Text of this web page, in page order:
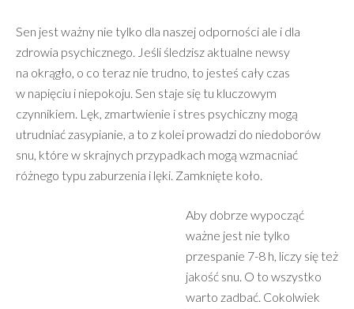
Sen jest ważny nie tylko dla naszej odporności ale i dla
zdrowia psychicznego. Jeśli śledzisz aktualne newsy
na okrągło, o co teraz nie trudno, to jesteś cały czas
w napięciu i niepokoju. Sen staje się tu kluczowym
czynnikiem. Lęk, zmartwienie i stres psychiczny mogą
utrudniać zasypianie, a to z kolei prowadzi do niedoborów
snu, które w skrajnych przypadkach mogą wzmacniać
różnego typu zaburzenia i lęki. Zamknięte koło.
Aby dobrze wypocząć
ważne jest nie tylko
przespanie 7-8 h, liczy się też
jakość snu. O to wszystko
warto zadbać. Cokolwiek